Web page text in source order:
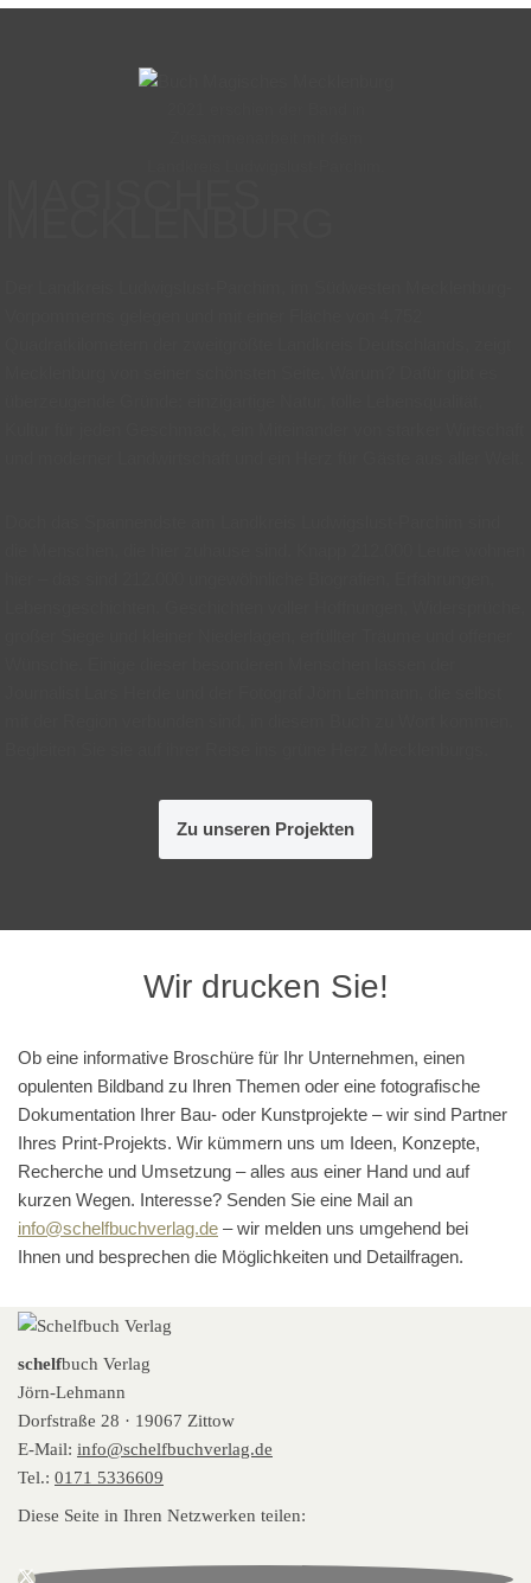
Zu unseren Projekten
Wir drucken Sie!
Ob eine informative Broschüre für Ihr Unternehmen, einen
opulenten Bildband zu Ihren Themen oder eine fotografische
Dokumentation Ihrer Bau- oder Kunstprojekte – wir sind Partner
Ihres Print-Projekts. Wir kümmern uns um Ideen, Konzepte,
Recherche und Umsetzung – alles aus einer Hand und auf
kurzen Wegen. Interesse? Senden Sie eine Mail an
info@schelfbuchverlag.de – wir melden uns umgehend bei
Ihnen und besprechen die Möglichkeiten und Detailfragen.
schelfbuch Verlag
Jörn-Lehmann
Dorfstraße 28 · 19067 Zittow
E-Mail: info@schelfbuchverlag.de
Tel.: 0171 5336609
Diese Seite in Ihren Netzwerken teilen: